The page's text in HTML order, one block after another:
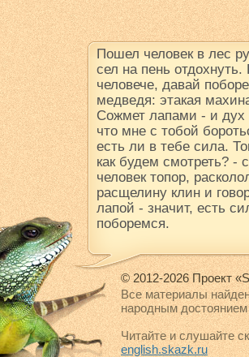
Пошел человек в лес
сел на пень
человече, давай
медведя: этакая
Сожмет лапами - и дух
что мне с тобой
есть ли в тебе сила.
как будем смотреть? -
человек топор,
расщелину клин и
лапой - значит, есть
поборемся.
© 2012-2026 Проект
Все материалы
народным достоянием
Читайте и слушайте
english.skazk.ru